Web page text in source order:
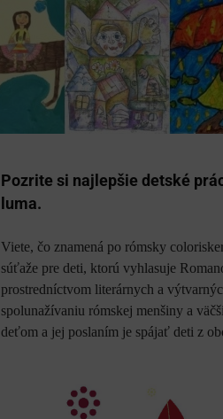
Pozrite si najlepšie detské
luma.
Viete, čo znamená po rómsky
súťaže pre deti, ktorú vyhlasuje
prostredníctvom literárnych a
spolunažívaniu rómskej menšiny a
deťom a jej poslaním je spájať deti z